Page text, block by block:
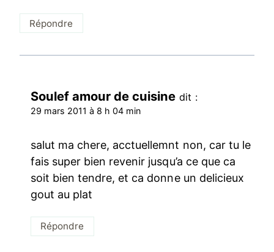
Répondre
Soulef amour de cuisine dit :
29 mars 2011 à 8 h 04 min
salut ma chere, acctuellemnt non, car tu le
fais super bien revenir jusqu’a ce que ca
soit bien tendre, et ca donne un delicieux
gout au plat
Répondre